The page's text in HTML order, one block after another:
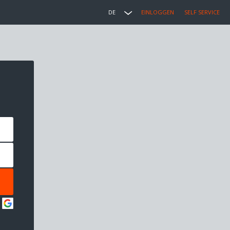
DE EINLOGGEN SELF SERVICE